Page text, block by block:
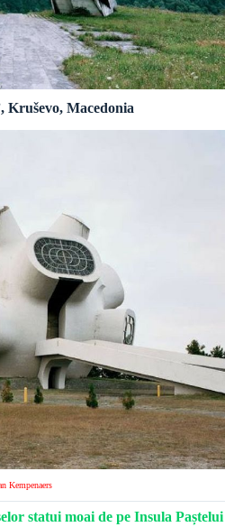
Kruševo, Macedonia
Kempenaers
statui moai de pe Insula Paștelui